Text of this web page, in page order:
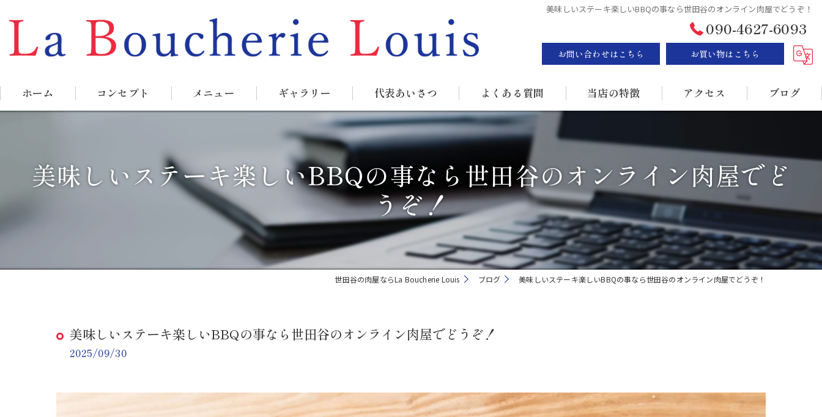
美味しいステーキ楽しいBBQの事なら世田谷のオンライン肉屋でどうぞ！
090-4627-6093
お問い合わせはこちら お買い物はこちら
ホーム コンセプト メニュー ギャラリー 代表あいさつ よくある質問 当店の特徴
ステーキ
BBQ
販売
持ち帰り
アクセス ブログ
美味しいステーキ楽しいBBQの事なら世田谷のオンライン肉屋でど
うぞ！
世田谷の肉屋ならLa Boucherie Louis ブログ 美味しいステーキ楽しいBBQの事なら世田谷のオンライン肉屋でどうぞ！
美味しいステーキ楽しいBBQの事なら世田谷のオンライン肉屋でどうぞ！
2025/09/30